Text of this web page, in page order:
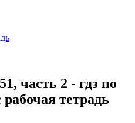
часть 2 - гдз по
тетрадь